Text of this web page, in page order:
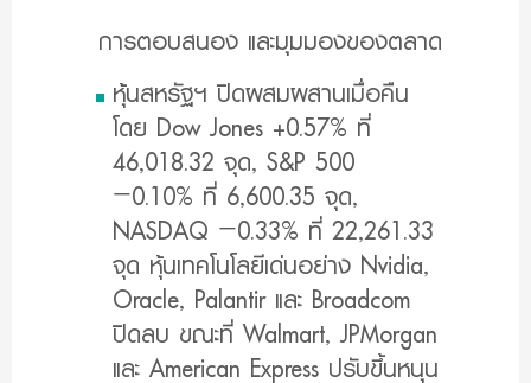
การตอบสนอง และมุมมองของตลาด
หุ้นสหรัฐฯ ปิดผสมผสานเมื่อคืน
โดย Dow Jones +0.57% ที่
46,018.32 จุด, S&P 500
−0.10% ที่ 6,600.35 จุด,
NASDAQ −0.33% ที่ 22,261.33
จุด หุ้นเทคโนโลยีเด่นอย่าง Nvidia,
Oracle, Palantir และ Broadcom
ปิดลบ ขณะที่ Walmart, JPMorgan
และ American Express ปรับขึ้นหนุน